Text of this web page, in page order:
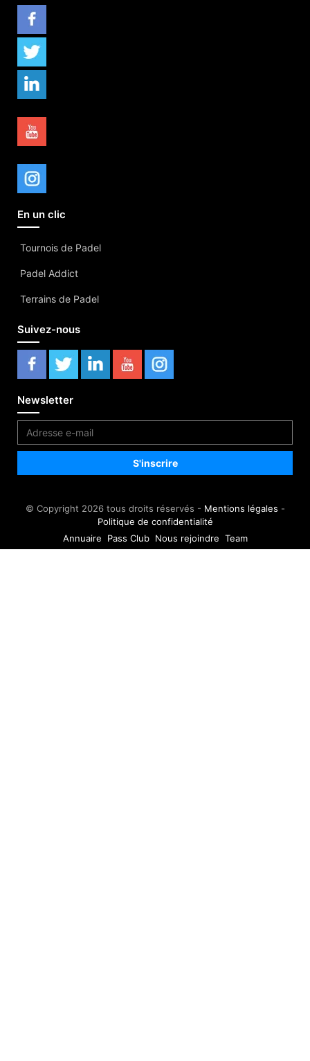
En un clic
Tournois de Padel
Padel Addict
Terrains de Padel
Suivez-nous
Newsletter
© Copyright 2026 tous droits réservés - Mentions légales -
Politique de confidentialité
Annuaire
Pass Club Nous rejoindre Team